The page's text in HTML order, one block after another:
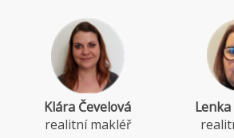
Klára Čevelová
realitní makléř